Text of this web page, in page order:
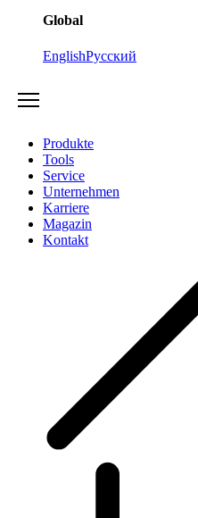
Global
EnglishРусский
Produkte
Tools
Service
Unternehmen
Karriere
Magazin
Kontakt